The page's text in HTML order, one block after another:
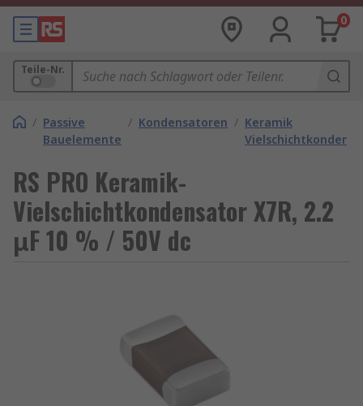
0
Teile-Nr.
/ Passive
Bauelemente
/ Kondensatoren / Keramik
RS PRO Keramik-
Vielschichtkondensator X7R, 2.2
μF 10 % / 50V dc